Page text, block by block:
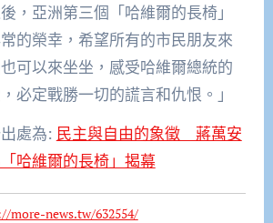
，亞洲第三個「哈維爾的長椅」
的榮幸，希望所有的市民朋友來
可以來坐坐，感受哈維爾總統的
必定戰勝一切的謊言和仇恨。」
處為: 民主與自由的象徵 蔣萬安
哈維爾的長椅」揭幕
more-news.tw/632554/